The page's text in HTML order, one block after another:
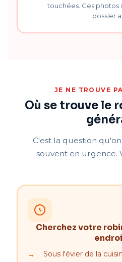
touchées. Ces photos
dossier
JE NE TROUVE
Où se trouve le
C'est la question
souvent en urgence.
Cherchez votre
Sous l'évier de la